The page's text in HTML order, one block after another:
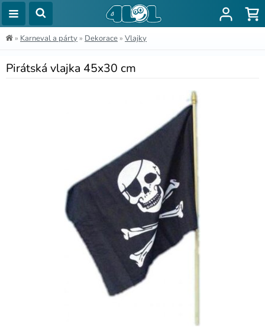
» Karneval a párty » Dekorace » Vlajky
Pirátská vlajka 45x30 cm